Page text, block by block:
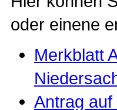
oder einene
Merkblatt
Antrag